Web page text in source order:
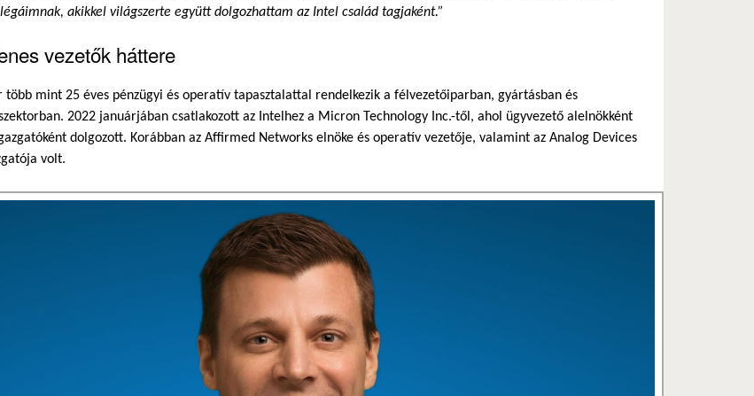
akikkel világszerte együtt dolgozhattam az Intel család tagjaként.”
vezetők háttere
több mint 25 éves pénzügyi és operatív tapasztalattal rendelkezik a félvezetőiparban, gyártásban és
2022 januárjában csatlakozott az Intelhez a Micron Technology Inc.-től, ahol ügyvezető alelnökként
dolgozott. Korábban az Affirmed Networks elnöke és operatív vezetője, valamint az Analog Devices
volt.